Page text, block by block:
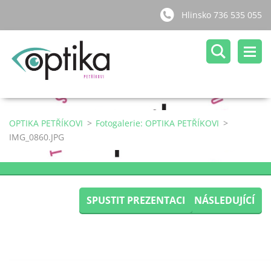
Hlinsko 736 535 055
OPTIKA PETŘÍKOVI > Fotogalerie: OPTIKA PETŘÍKOVI >
IMG_0860.JPG
SPUSTIT PREZENTACI NÁSLEDUJÍCÍ